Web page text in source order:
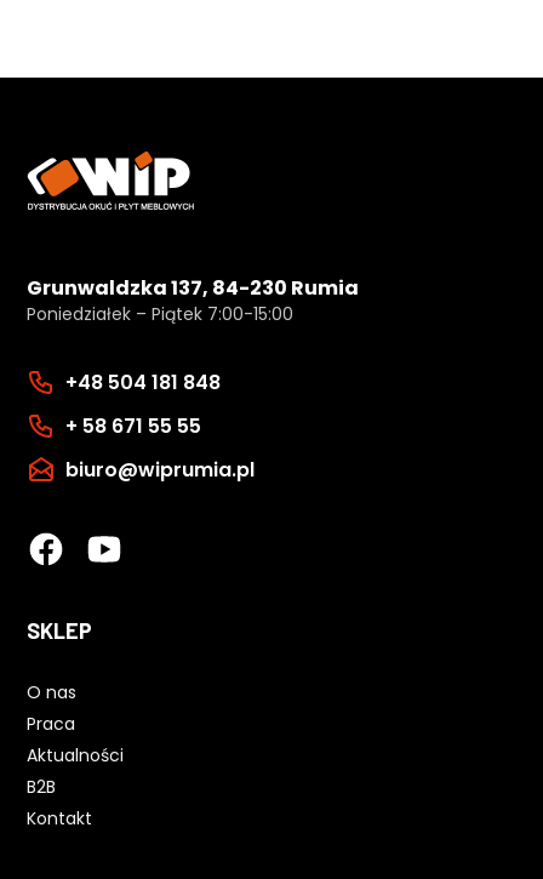
Grunwaldzka 137, 84-230 Rumia
Poniedziałek – Piątek 7:00-15:00
+48 504 181 848
+ 58 671 55 55
biuro@wiprumia.pl
SKLEP
O nas
Praca
Aktualności
B2B
Kontakt